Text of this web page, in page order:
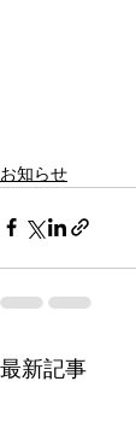
お知らせ
最新記事